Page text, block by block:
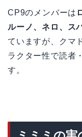
CP9のメンバーは
ルーノ、ネロ、ス
ていますが、クマ
ラクター性で読者
す。